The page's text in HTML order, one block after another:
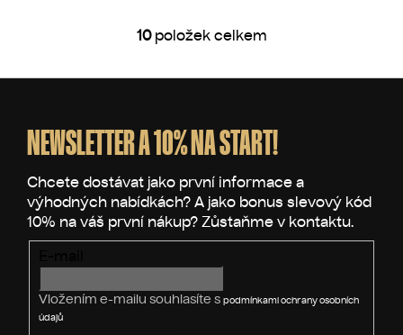
O
l
a
c
í
p
r
v
v
10položek celkem
NEWSLETTER A 10% NA START!
Vložením e-mailu souhlasíte s podmínkami ochrany osobních
údajů